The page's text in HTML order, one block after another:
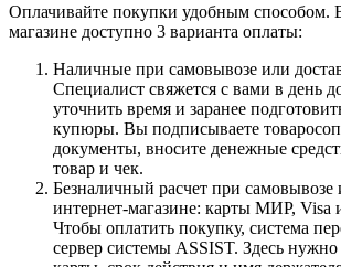
Оплачивайте покупки удобным способом.
магазине доступно 3 варианта оплаты:
Наличные при самовывозе или
Специалист свяжется с вами в день
уточнить время и заранее
купюры. Вы подписываете
документы, вносите денежные
товар и чек.
Безналичный расчет при
интернет-магазине: карты МИР, Visa
Чтобы оплатить покупку, система
сервер системы ASSIST. Здесь